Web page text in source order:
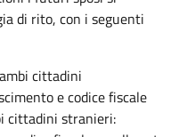
di rito, con i seguenti
cittadini
e codice fiscale
cittadini stranieri: